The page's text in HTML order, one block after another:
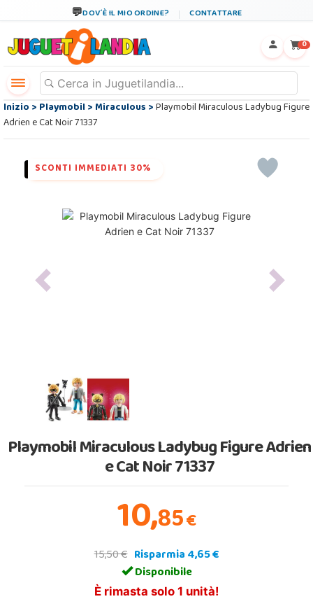
DOV´È IL MIO ORDINE? CONTATTARE
0
Inizio>Playmobil>Miraculous>Playmobil Miraculous Ladybug Figure
Adrien e Cat Noir 71337
SCONTI IMMEDIATI 30%
Previous Next
Playmobil Miraculous Ladybug Figure Adrien
e Cat Noir 71337
10,85€
15,50 € Risparmia 4,65 €
Disponibile
È rimasta solo 1 unità!